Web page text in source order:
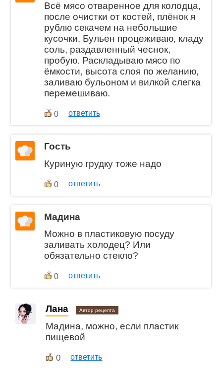
Всё мясо отваренное для колодца,
после очистки от костей, плёнок я
рублю секачем на небольшие
кусочки. Бульен процеживаю, кладу
соль, раздавленный чеснок,
пробую. Раскладываю мясо по
ёмкости, высота слоя по желанию,
заливаю бульоном и вилкой слегка
перемешиваю.
0 ответить
Гость
Куриную грудку тоже надо
0 ответить
Мадина
Можно в пластиковую посуду
заливать холодец? Или
обязательно стекло?
0 ответить
Лана Автор рецепта
Мадина, можно, если пластик
пищевой
0 ответить